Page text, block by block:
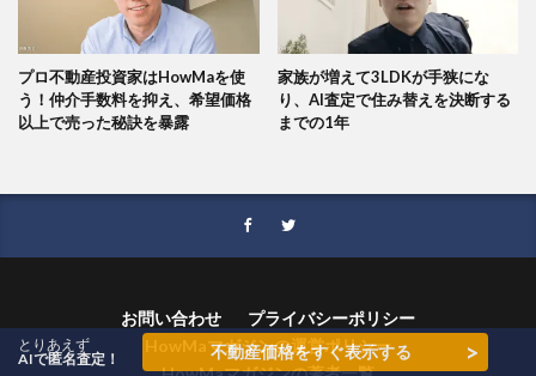
プロ不動産投資家はHowMaを使
う！仲介手数料を抑え、希望価格
以上で売った秘訣を暴露
家族が増えて3LDKが手狭にな
り、AI査定で住み替えを決断する
までの1年
お問い合わせ
プライバシーポリシー
HowMaマガジンの運営ポリシー
とりあえず
AIで匿名査定！
不動産価格をすぐ表示する >